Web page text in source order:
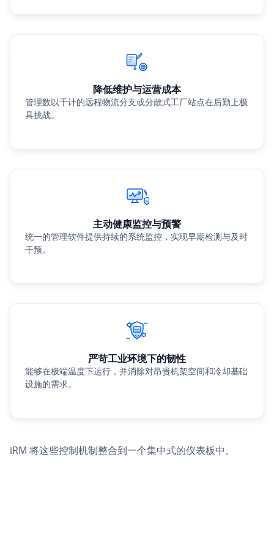
降低维护与运营成本
管理数以千计的远程物流分支或分散式工厂站点在后勤上极
具挑战。
主动健康监控与预警
统一的管理软件提供持续的系统监控，实现早期检测与及时
干预。
严苛工业环境下的韧性
能够在极端温度下运行，并消除对昂贵机架空间和冷却基础
设施的需求。
iRM 将这些控制机制整合到一个集中式的仪表板中。